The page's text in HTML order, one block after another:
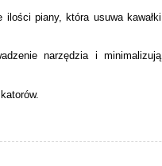
piany, która usuwa kawałki
narzędzia i minimalizują